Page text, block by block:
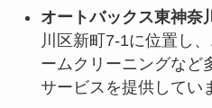
オートバックス東神奈
川区新町7-1に位置し
ームクリーニングなど
サービスを提供してい